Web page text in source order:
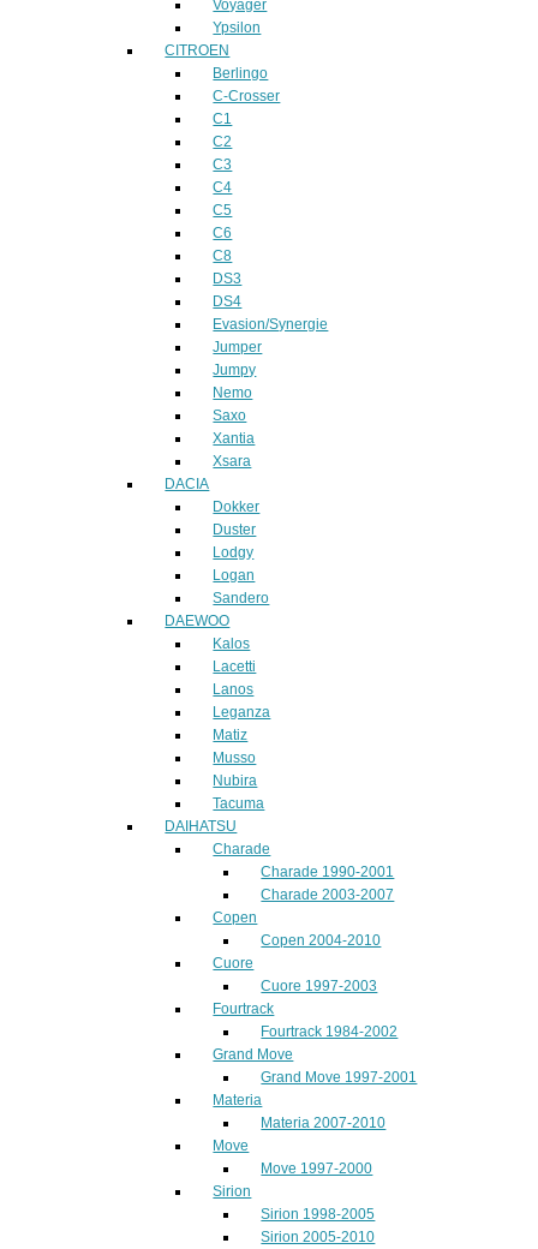
Voyager
Ypsilon
CITROEN
Berlingo
C-Crosser
C1
C2
C3
C4
C5
C6
C8
DS3
DS4
Evasion/Synergie
Jumper
Jumpy
Nemo
Saxo
Xantia
Xsara
DACIA
Dokker
Duster
Lodgy
Logan
Sandero
DAEWOO
Kalos
Lacetti
Lanos
Leganza
Matiz
Musso
Nubira
Tacuma
DAIHATSU
Charade
Charade 1990-2001
Charade 2003-2007
Copen
Copen 2004-2010
Cuore
Cuore 1997-2003
Fourtrack
Fourtrack 1984-2002
Grand Move
Grand Move 1997-2001
Materia
Materia 2007-2010
Move
Move 1997-2000
Sirion
Sirion 1998-2005
Sirion 2005-2010